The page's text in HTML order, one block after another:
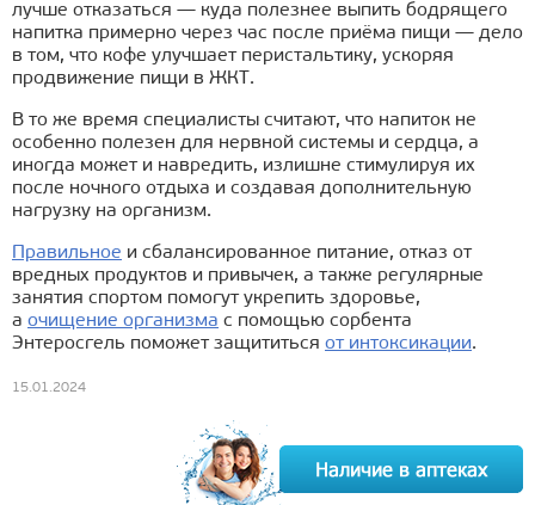
лучше отказаться — куда полезнее выпить бодрящего
напитка примерно через час после приёма пищи — дело
в том, что кофе улучшает перистальтику, ускоряя
продвижение пищи в ЖКТ.
В то же время специалисты считают, что напиток не
особенно полезен для нервной системы и сердца, а
иногда может и навредить, излишне стимулируя их
после ночного отдыха и создавая дополнительную
нагрузку на организм.
Правильное и сбалансированное питание, отказ от
вредных продуктов и привычек, а также регулярные
занятия спортом помогут укрепить здоровье,
а очищение организма с помощью сорбента
Энтеросгель поможет защититься от интоксикации.
15.01.2024